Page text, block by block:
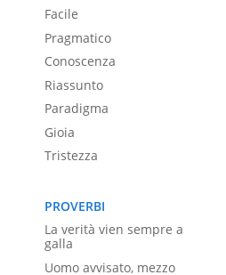
Facile
Pragmatico
Conoscenza
Riassunto
Paradigma
Gioia
Tristezza
PROVERBI
La verità vien sempre a
galla
Uomo avvisato, mezzo